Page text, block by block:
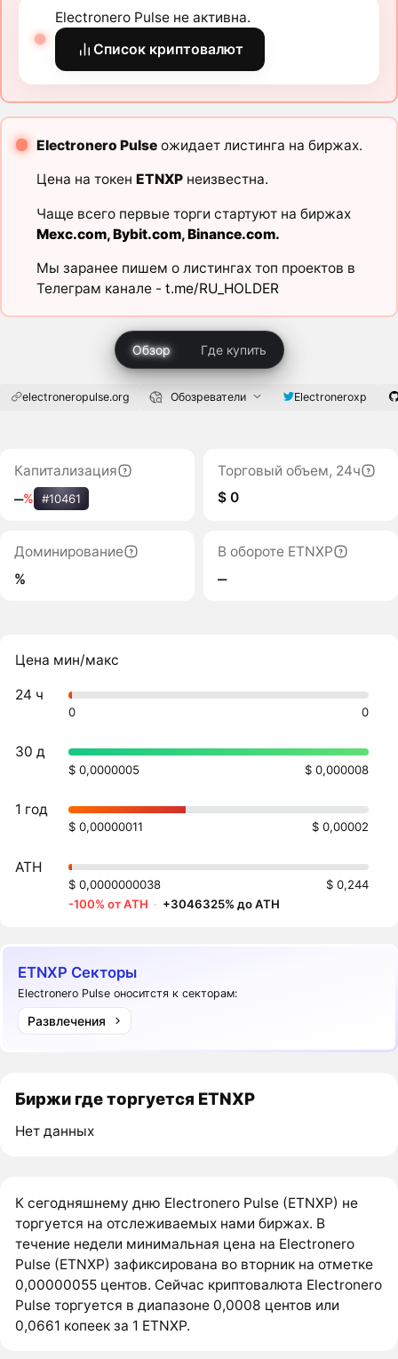
Electronero Pulse не активна.
Список криптовалют
Electronero Pulseожидает листинга на биржах.
Цена на токен ETNXPнеизвестна.
Чаще всего первые торги стартуют на биржах
Mexc.com,Bybit.com,Binance.com.
Мы заранее пишем о листингах топ проектов в
Телеграм канале - t.me/RU_HOLDER
Обзор Где купить
electroneropulse.org Обозреватели Electroneroxp
Капитализация
‒% #10461
Торговый объем, 24ч
$ 0
Доминирование
%
В обороте ETNXP
‒
Цена мин/макс
24 ч
0 0
30 д
$ 0,0000005 $ 0,000008
1 год
$ 0,00000011 $ 0,00002
ATH
$ 0,0000000038
$ 0,244
-100% от ATH · +3046325% до ATH
ETNXP Секторы
Electronero Pulse оноситстя к секторам:
Развлечения
Биржи где торгуется ETNXP
Нет данных
К сегодняшнему дню Electronero Pulse (ETNXP) не
торгуется на отслеживаемых нами биржах. В
течение недели минимальная цена на Electronero
Pulse (ETNXP) зафиксирована во вторник на отметке
0,00000055 центов. Сейчас криптовалюта Electronero
Pulse торгуется в диапазоне 0,0008 центов или
0,0661 копеек за 1 ETNXP.